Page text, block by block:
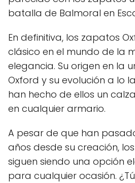
batalla de Balmoral en
En definitiva, los zapatos
clásico en el mundo de la
elegancia. Su origen en la
Oxford y su evolución a lo
han hecho de ellos un
en cualquier armario.
A pesar de que han
años desde su creación,
siguen siendo una opción
para cualquier ocasión.